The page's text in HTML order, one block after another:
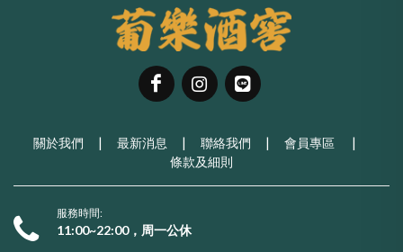
關於我們 | 最新消息 | 聯絡我們 | 會員專區
|
條款及細則
服務時間:
11:00~22:00，周一公休